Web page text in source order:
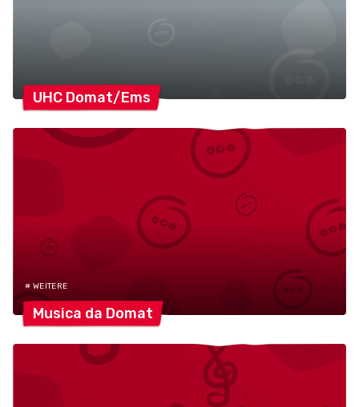
UHC Domat/Ems
# WEITERE
Musica da Domat